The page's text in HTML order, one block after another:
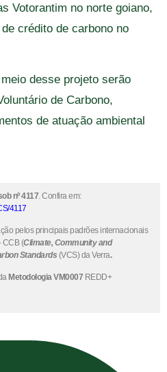
Votorantim no norte goiano,
crédito de carbono no
desse projeto serão
de Carbono,
de atuação ambiental
nº 4117 . Confira em:
4117
pelos principais padrões internacionais
CCB (Climate, Community and
Standards (VCS) da Verra.
Metodologia VM0007 REDD+